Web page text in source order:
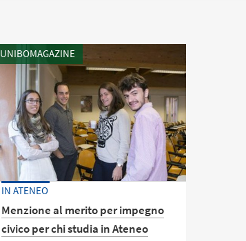
UNIBOMAGAZINE
IN ATENEO
Menzione al merito per impegno
civico per chi studia in Ateneo